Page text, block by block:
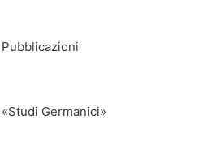
Pubblicazioni
«Studi Germanici»